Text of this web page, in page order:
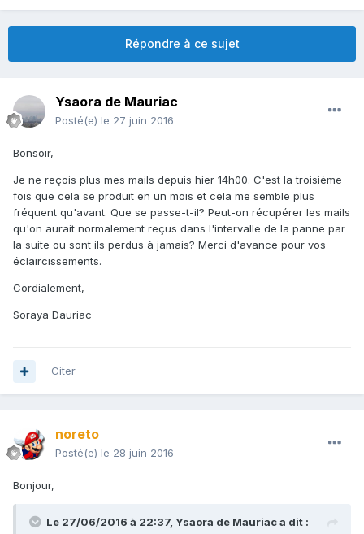
Répondre à ce sujet
Ysaora de Mauriac
Posté(e) le 27 juin 2016
Bonsoir,
Je ne reçois plus mes mails depuis hier 14h00. C'est la troisième
fois que cela se produit en un mois et cela me semble plus
fréquent qu'avant. Que se passe-t-il? Peut-on récupérer les mails
qu'on aurait normalement reçus dans l'intervalle de la panne par
la suite ou sont ils perdus à jamais? Merci d'avance pour vos
éclaircissements.
Cordialement,
Soraya Dauriac
Citer
noreto
Posté(e) le 28 juin 2016
Bonjour,
Le 27/06/2016 à 22:37, Ysaora de Mauriaca dit :